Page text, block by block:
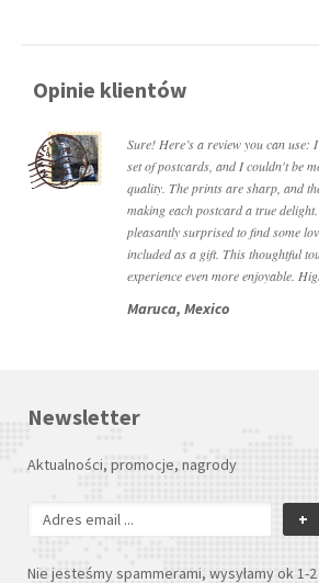
Opinie klientów
Sure! Here’s a review you can use:
set of postcards, and I couldn't be
quality. The prints are sharp, and
making each postcard a true
pleasantly surprised to find some
included as a gift. This thoughtful
experience even more enjoyable.
Maruca, Mexico
Newsletter
Aktualności, promocje, nagrody
+
Nie jesteśmy spammerami, wysyłamy ok 1-